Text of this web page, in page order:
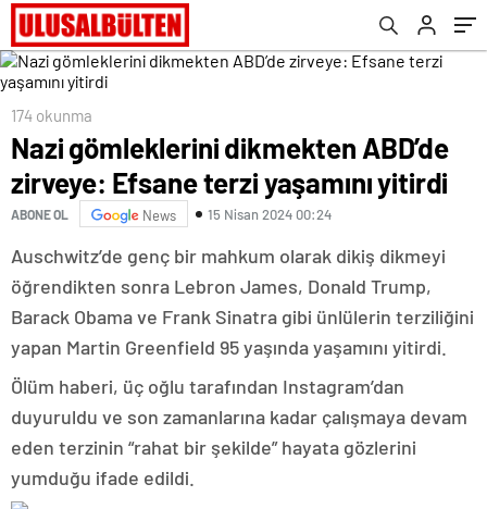
174 okunma
Nazi gömleklerini dikmekten ABD’de
zirveye: Efsane terzi yaşamını yitirdi
ABONE OL News 15 Nisan 2024 00:24
Auschwitz’de genç bir mahkum olarak dikiş dikmeyi
öğrendikten sonra Lebron James, Donald Trump,
Barack Obama ve Frank Sinatra gibi ünlülerin terziliğini
yapan Martin Greenfield 95 yaşında yaşamını yitirdi.
Ölüm haberi, üç oğlu tarafından Instagram’dan
duyuruldu ve son zamanlarına kadar çalışmaya devam
eden terzinin “rahat bir şekilde” hayata gözlerini
yumduğu ifade edildi.